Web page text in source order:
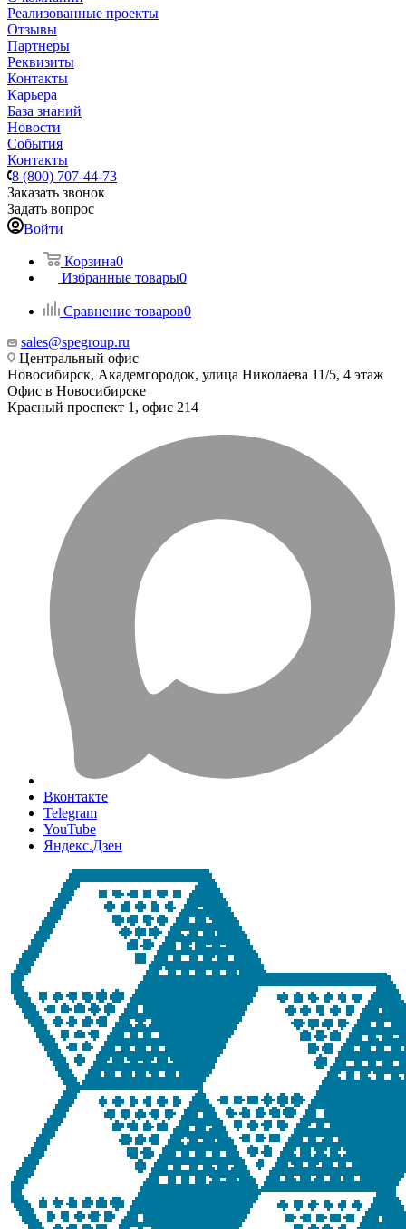
Реализованные проекты
Отзывы
Партнеры
Реквизиты
Контакты
Карьера
База знаний
Новости
События
Контакты
8 (800) 707-44-73
Заказать звонок
Задать вопрос
Войти
Корзина0
Избранные товары0
Сравнение товаров0
sales@spegroup.ru
Центральный офис
Новосибирск, Академгородок, улица Николаева 11/5, 4 этаж
Офис в Новосибирске
Красный проспект 1, офис 214
Вконтакте
Telegram
YouTube
Яндекс.Дзен